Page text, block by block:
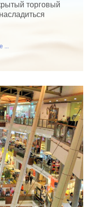
торговый
...